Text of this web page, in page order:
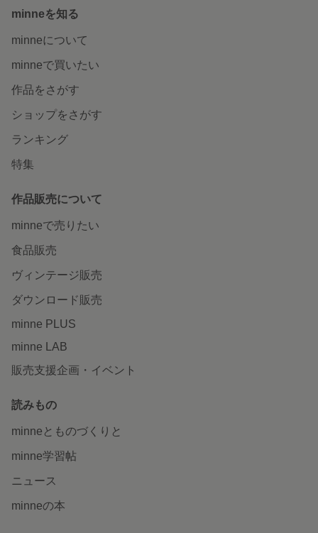
minneを知る
minneについて
minneで買いたい
作品をさがす
ショップをさがす
ランキング
特集
作品販売について
minneで売りたい
食品販売
ヴィンテージ販売
ダウンロード販売
minne PLUS
minne LAB
販売支援企画・イベント
読みもの
minneとものづくりと
minne学習帖
ニュース
minneの本